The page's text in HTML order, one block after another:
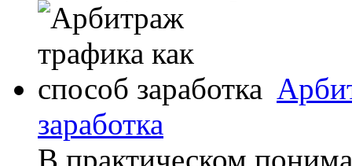
заработка
В практическом